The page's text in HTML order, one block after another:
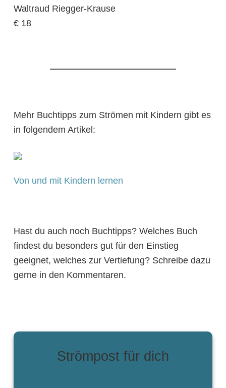
Waltraud Riegger-Krause
€ 18
Mehr Buchtipps zum Strömen mit Kindern gibt es
in folgendem Artikel:
Von und mit Kindern lernen
Hast du auch noch Buchtipps? Welches Buch
findest du besonders gut für den Einstieg
geeignet, welches zur Vertiefung? Schreibe dazu
gerne in den Kommentaren.
Strömpost für dich